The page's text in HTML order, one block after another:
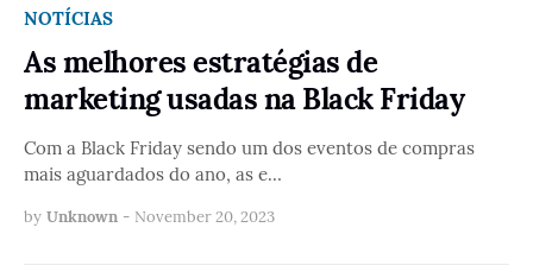
NOTÍCIAS
As melhores estratégias de
marketing usadas na Black Friday
Com a Black Friday sendo um dos eventos de compras
mais aguardados do ano, as e…
by Unknown - November 20, 2023